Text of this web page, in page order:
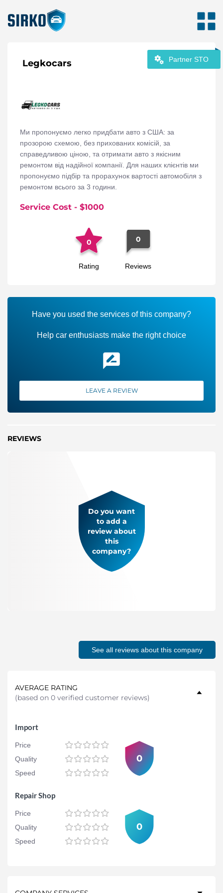
Partner STO
Legkocars
Ми пропонуємо легко придбати авто з США: за
прозорою схемою, без прихованих комісій, за
справедливою ціною, та отримати авто з якісним
ремонтом від надійної компанії. Для наших клієнтів ми
пропонуємо підбір та прорахунок вартості автомобіля з
ремонтом всього за 3 години.
Service Cost - $1000
0
Rating
0
Reviews
Have you used the services of this company?
Help car enthusiasts make the right choice
LEAVE A REVIEW
REVIEWS
Do you want
to add a
review about
this
company?
See all reviews about this company
AVERAGE RATING
(based on 0 verified customer reviews)
Import
Price
Quality
Speed
0
Repair Shop
Price
Quality
Speed
0